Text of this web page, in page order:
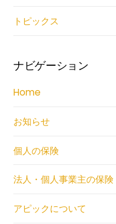
トピックス
ナビゲーション
Home
お知らせ
個人の保険
法人・個人事業主の保険
アピックについて